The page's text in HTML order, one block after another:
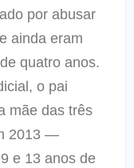
por abusar
ainda eram
quatro anos.
o pai
mãe das três
2013 —
e 13 anos de